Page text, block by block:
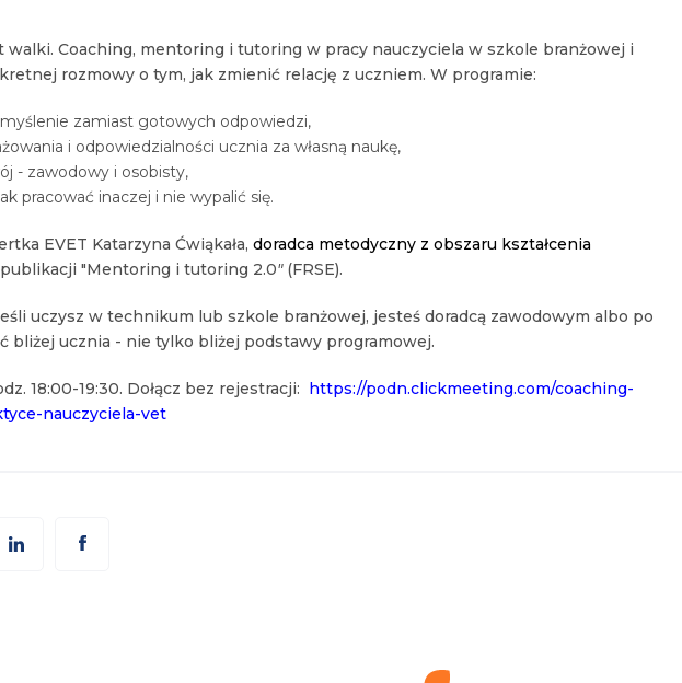
walki. Coaching, mentoring i tutoring w pracy nauczyciela w szkole branżowej i
rozmowy o tym, jak zmienić relację z uczniem. W programie:
zamiast gotowych odpowiedzi,
i odpowiedzialności ucznia za własną naukę,
- zawodowy i osobisty,
pracować inaczej i nie wypalić się.
EVET Katarzyna Ćwiąkała, doradca metodyczny z obszaru kształcenia
publikacji "Mentoring i tutoring 2.0"(FRSE).
uczysz w technikum lub szkole branżowej, jesteś doradcą zawodowym albo po
bliżej ucznia - nie tylko bliżej podstawy programowej.
18:00-19:30. Dołącz bez rejestracji: https://podn.clickmeeting.com/coaching-
nauczyciela-vet